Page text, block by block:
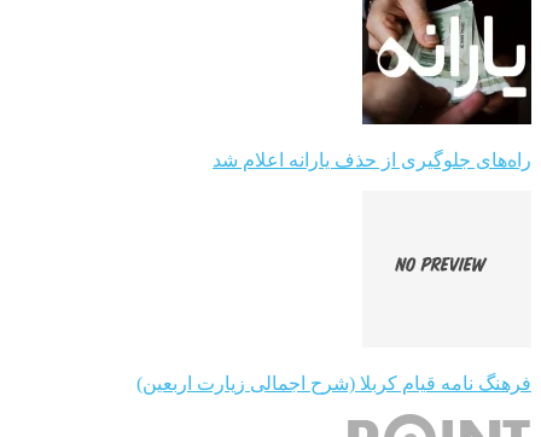
راه‌های جلوگیری از حذف یارانه اعلام شد
فرهنگ نامه قیام کربلا (شرح اجمالی زیارت اربعین)